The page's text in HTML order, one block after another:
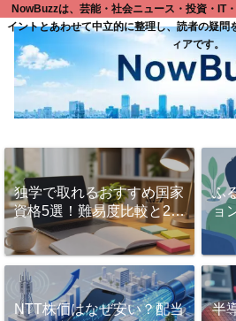
NowBuzzは、芸能・社会ニュース・投資・IT
イントとあわせて中立的に整理し、読者の疑問
ィアです。
独学で取れるおすすめ国家
資格5選！難易度比較と2ヶ
月で一発合格する勉強法と
は？
ふ
ョ
額
NTT株価はなぜ安い？配当
半